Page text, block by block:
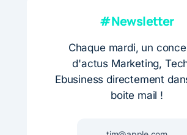
#Newsletter
Chaque mardi, un
d'actus Marketing,
Ebusiness directement
boite mail !